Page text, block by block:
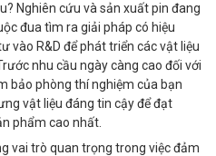
Nghiên cứu và sản xuất pin đang
đua tìm ra giải pháp có hiệu
vào R&D để phát triển các vật liệu
nhu cầu ngày càng cao đối với
bảo phòng thí nghiệm của bạn
vật liệu đáng tin cậy để đạt
phẩm cao nhất.
vai trò quan trọng trong việc đảm